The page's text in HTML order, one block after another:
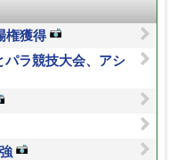
権獲得
パラ競技大会、アシ